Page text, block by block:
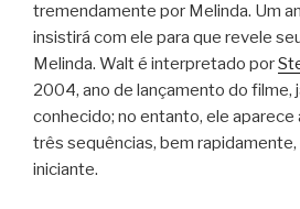
tremendamente por Melinda. Um
insistirá com ele para que revele
Melinda. Walt é interpretado por
2004, ano de lançamento do filme,
conhecido; no entanto, ele aparece
três sequências, bem
iniciante.